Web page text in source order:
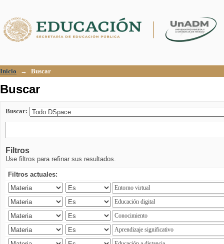
Inicio → Buscar
Buscar
Buscar:
Filtros
Use filtros para refinar sus resultados.
Filtros actuales: